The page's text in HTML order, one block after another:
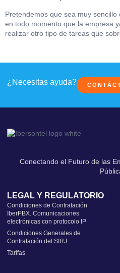
Pretendemos que sea muy
en todo momento que la empresa
realizar otro tipo de tareas que
¿Necesitas ayuda?
Conectando el Futuro de las
LEGAL Y REGULATORIO
Condiciones de Contratación
IberPBX. Comunicaciones
electrónicas con protocolo IP
Condiciones Generales de
Contratación del SIRJ
Tarifas